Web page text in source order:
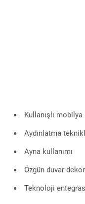
Kullanışlı
Aydınlatma
Ayna kullanımı
Özgün duvar
Teknoloji